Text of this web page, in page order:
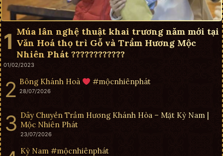
Múa lân nghệ thuật khai trương năm mới tại
Văn Hoá thọ trì Gỗ và Trầm Hương Mộc
Nhiên Phát ????????????
01/02/2023
Bông Khánh Hoà #mộcnhiênphát
28/07/2026
Dây Chuyền Trầm Hương Khánh Hòa – Mặt Kỳ Nam |
Mộc Nhiên Phát
23/07/2026
Kỳ Nam #mộcnhiênphát